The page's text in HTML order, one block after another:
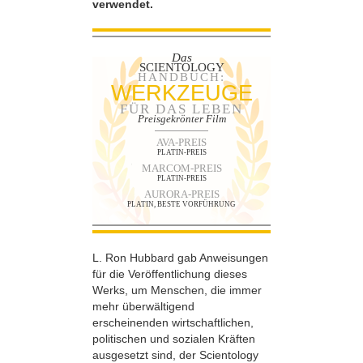
verwendet.
Das
SCIENTOLOGY
HANDBUCH:
WERKZEUGE
FÜR DAS LEBEN
Preisgekrönter Film
AVA-PREIS
PLATIN-PREIS
MARCOM-PREIS
PLATIN-PREIS
AURORA-PREIS
PLATIN, BESTE VORFÜHRUNG
L. Ron Hubbard gab Anweisungen
für die Veröffentlichung dieses
Werks, um Menschen, die immer
mehr überwältigend
erscheinenden wirtschaftlichen,
politischen und sozialen Kräften
ausgesetzt sind, der Scientology